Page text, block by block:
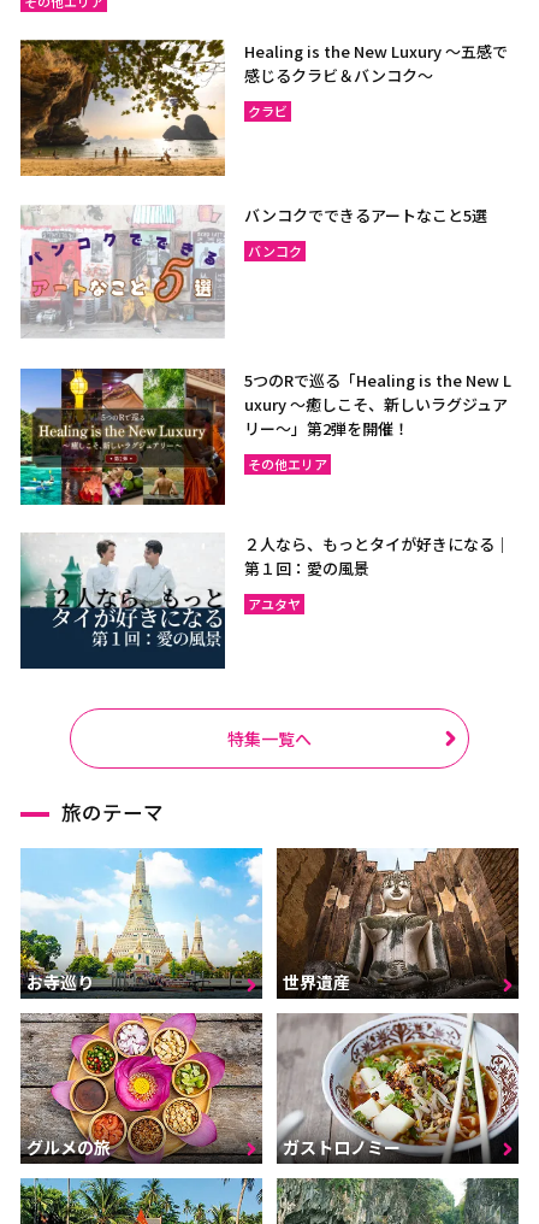
Healing is the New Luxury ～五感で
感じるクラビ＆バンコク～
クラビ
バンコクでできるアートなこと5選
バンコク
5つのRで巡る「Healing is the New L
uxury ～癒しこそ、新しいラグジュア
リー〜」第2弾を開催！
その他エリア
２人なら、もっとタイが好きになる｜
第１回：愛の風景
アユタヤ
特集一覧へ
旅のテーマ
お寺巡り 世界遺産
グルメの旅 ガストロノミー